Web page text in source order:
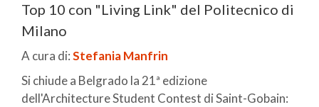
Top 10 con "Living Link" del Politecnico di
Milano
A cura di:Stefania Manfrin
Si chiude a Belgrado la 21ª edizione
dell'Architecture Student Contest di Saint-Gobain: